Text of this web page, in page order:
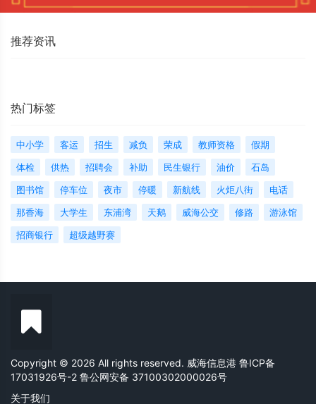
推荐资讯
热门标签
中小学 客运 招生 减负 荣成 教师资格
假期
体检
供热 招聘会 补助 民生银行 油价
石岛
图书馆
停车位 夜市 停暖 新航线 火炬八街
电话
那香海
大学生 东浦湾 天鹅 威海公交 修路
游泳馆
招商银行
超级越野赛
Copyright © 2026 All rights reserved. 威海信息港 鲁ICP备
17031926号-2 鲁公网安备 37100302000026号
关于我们